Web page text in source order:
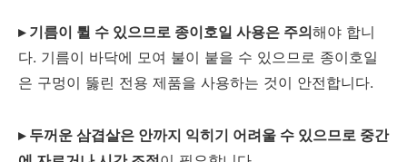
▸ 기름이 튈 수 있으므로 종이호일 사용은 주의해야 합니
다. 기름이 바닥에 모여 불이 붙을 수 있으므로 종이호일
은 구멍이 뚫린 전용 제품을 사용하는 것이 안전합니다.
▸두꺼운 삼겹살은 안까지 익히기 어려울 수 있으므로 중간